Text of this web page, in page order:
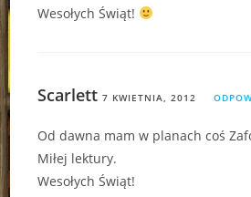
Wesołych Świąt!
Scarlett 7 KWIETNIA, 2012
Od dawna mam w planach coś
Miłej lektury.
Wesołych Świąt!